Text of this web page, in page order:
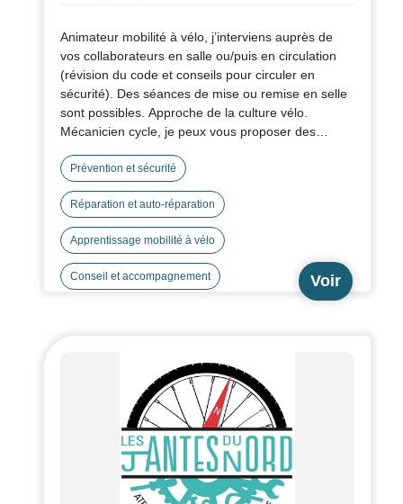
Animateur mobilité à vélo, j’interviens auprès de
vos collaborateurs en salle ou/puis en circulation
(révision du code et conseils pour circuler en
sécurité). Des séances de mise ou remise en selle
sont possibles. Approche de la culture vélo.
Mécanicien cycle, je peux vous proposer des
employeur !
Prévention et sécurité
Réparation et auto-réparation
Apprentissage mobilité à vélo
Conseil et accompagnement Voir